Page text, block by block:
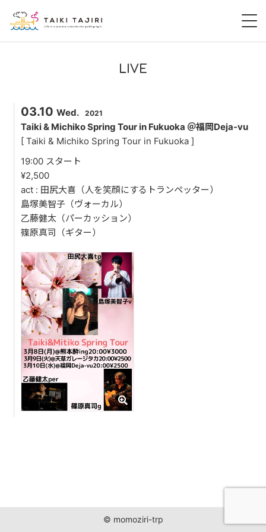
暁 AKATSUKI
DISCOGRAPHY
JUST ONE WORLD PROJECT
CONTACT
LIVE
03.10 Wed. 2021
Taiki & Michiko Spring Tour in Fukuoka ＠福岡Deja-vu
[ Taiki & Michiko Spring Tour in Fukuoka ]
19:00 スタート
¥2,500
act : 田尻大喜（人を笑顔にするトランペッター）
島塚美智子（ヴォーカル）
乙藤健太（パーカッション）
篠原真司（ギター）
© momoziri-trp